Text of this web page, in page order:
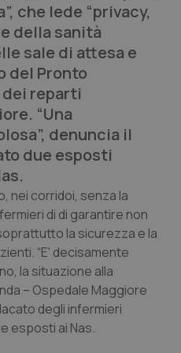
che lede “privacy,
della sanità
sale di attesa e
del Pronto
dei reparti
“Una
denuncia il
due esposti
nei corridoi, senza la
di di garantire non
la sicurezza e la
“E' decisamente
la situazione alla
– Ospedale Maggiore
degli infermieri
esposti ai Nas.